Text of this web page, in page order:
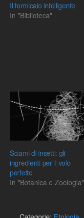
Il formicaio intelligente
In "Biblioteca"
Sciami di insetti: gli
ingredienti per il volo
perfetto
In "Botanica e Zoologia"